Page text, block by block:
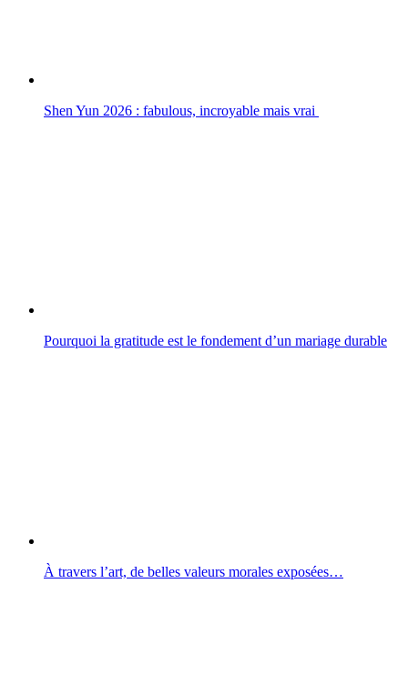
Shen Yun 2026 : fabulous, incroyable mais vrai
Pourquoi la gratitude est le fondement d’un mariage durable
À travers l’art, de belles valeurs morales exposées…